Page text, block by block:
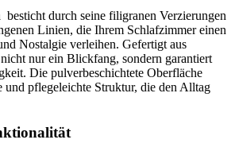
durch seine filigranen Verzierungen
Linien, die Ihrem Schlafzimmer einen
Nostalgie verleihen. Gefertigt aus
nur ein Blickfang, sondern garantiert
Die pulverbeschichtete Oberfläche
und pflegeleichte Struktur, die den Alltag